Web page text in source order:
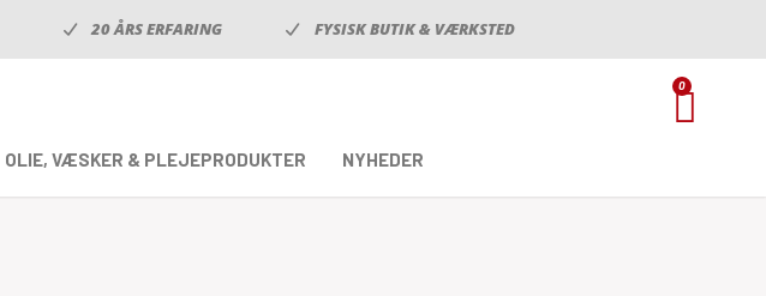
20 ÅRS ERFARING FYSISK BUTIK & VÆRKSTED
OLIE, VÆSKER & PLEJEPRODUKTER NYHEDER
0